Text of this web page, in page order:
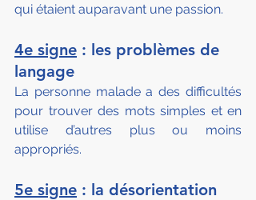
qui étaient auparavant une passion.
4e signe : les problèmes de
langage
La personne malade a des difficultés
pour trouver des mots simples et en
utilise d’autres plus ou moins
appropriés.
5e signe : la désorientation